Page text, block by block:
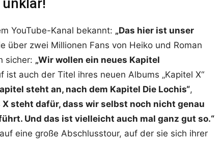
YouTube-Kanal bekannt: „Das hier ist unser
über zwei Millionen Fans von Heiko und Roman
sicher: „Wir wollen ein neues Kapitel
ist auch der Titel ihres neuen Albums „Kapitel X“
steht an, nach dem Kapitel Die Lochis“,
X steht dafür, dass wir selbst noch nicht genau
Und das ist vielleicht auch mal ganz gut so.“
eine große Abschlusstour, auf der sie sich ihrer